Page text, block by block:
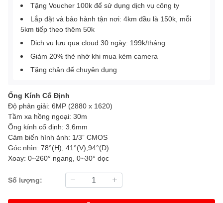
Tặng Voucher 100k để sử dụng dịch vụ công ty
Lắp đặt và bảo hành tận nơi: 4km đầu là 150k, mỗi
5km tiếp theo thêm 50k
Dịch vụ lưu qua cloud 30 ngày: 199k/tháng
Giảm 20% thẻ nhớ khi mua kèm camera
Tặng chân đế chuyên dụng
Ống Kính Cố Định
Độ phân giải: 6MP (2880 x 1620)
Tầm xa hồng ngoại: 30m
Ống kính cố định: 3.6mm
Cảm biến hình ảnh: 1/3” CMOS
Góc nhìn: 78°(H), 41°(V),94°(D)
Xoay: 0~260° ngang, 0~30° dọc
Số lượng: